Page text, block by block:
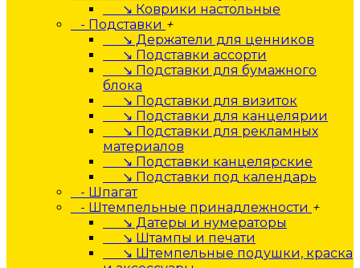
↘ Коврики настольные
- Подставки +
↘ Держатели для ценников
↘ Подставки ассорти
↘ Подставки для бумажного
блока
↘ Подставки для визиток
↘ Подставки для канцелярии
↘ Подставки для рекламных
материалов
↘ Подставки канцелярские
↘ Подставки под календарь
- Шпагат
- Штемпельные принадлежности +
↘ Датеры и нумераторы
↘ Штампы и печати
↘ Штемпельные подушки, краска